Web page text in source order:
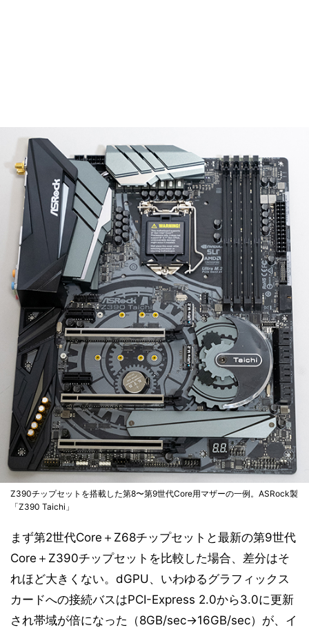
Z390チップセットを搭載した第8〜第9世代Core用マザーの一例。ASRock製
「Z390 Taichi」
まず第2世代Core＋Z68チップセットと最新の第9世代
Core＋Z390チップセットを比較した場合、差分はそ
れほど大きくない。dGPU、いわゆるグラフィックス
カードへの接続バスはPCI-Express 2.0から3.0に更新
され帯域が倍になった（8GB/sec→16GB/sec）が、イ